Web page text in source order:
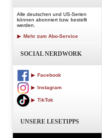
Alle deutschen und US-Serien
können abonniert bzw. bestellt
werden.
Mehr zum Abo-Service
SOCIAL NERDWORK
Facebook
Instagram
TikTok
UNSERE LESETIPPS